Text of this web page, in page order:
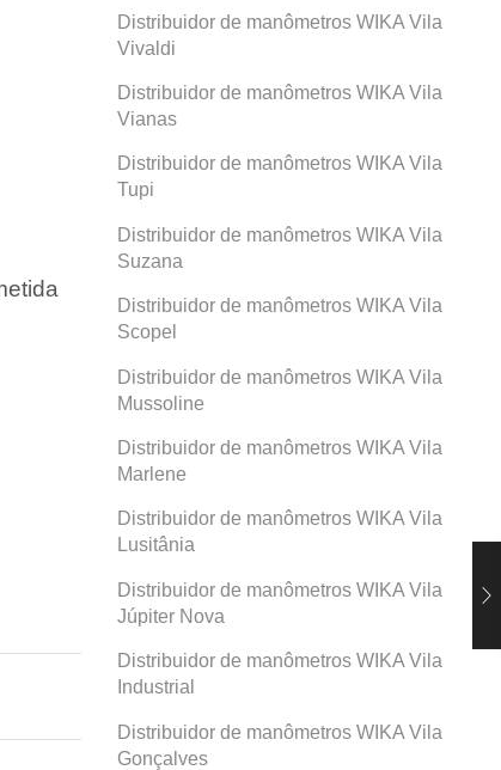
Distribuidor de manômetros WIKA Vila
Vivaldi
Distribuidor de manômetros WIKA Vila
Vianas
Distribuidor de manômetros WIKA Vila
Tupi
Distribuidor de manômetros WIKA Vila
Suzana
Distribuidor de manômetros WIKA Vila
Scopel
Distribuidor de manômetros WIKA Vila
Mussoline
Distribuidor de manômetros WIKA Vila
Marlene
Distribuidor de manômetros WIKA Vila
Lusitânia
Distribuidor de manômetros WIKA Vila
Júpiter Nova
Distribuidor de manômetros WIKA Vila
Industrial
Distribuidor de manômetros WIKA Vila
Gonçalves